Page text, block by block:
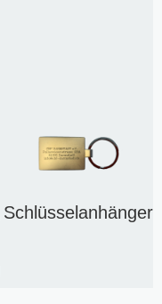
Schlüsselanhänger